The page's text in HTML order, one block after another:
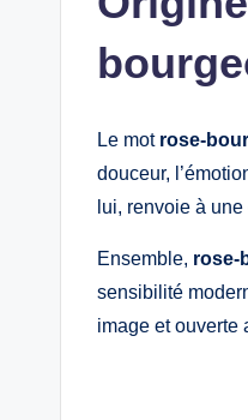
Le mot rose-
douceur,
lui, renvoie à
Ensemble, rose-
sensibilité
image et ouverte